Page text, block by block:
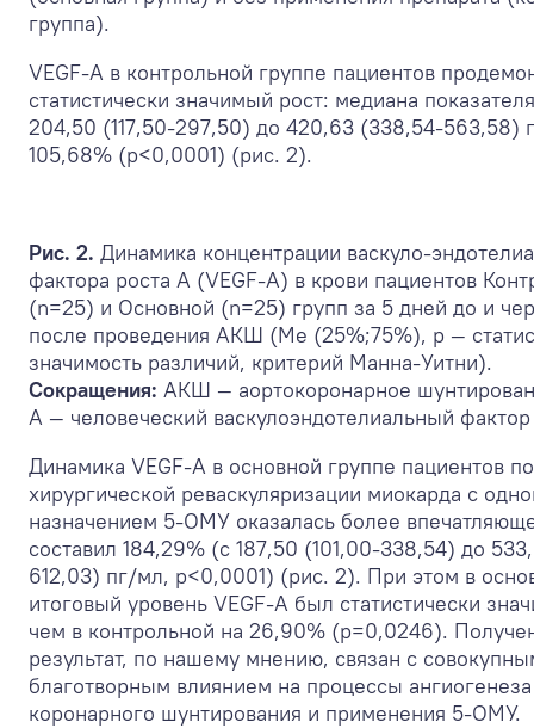
группа).
VEGF-A в контрольной группе пациентов
статистически значимый рост: медиана
204,50 (117,50-297,50) до 420,63 (338,54-563,58)
105,68% (р<0,0001) (рис. 2).
Рис. 2. Динамика концентрации васкуло-
фактора роста А (VEGF-A) в крови пациентов
(n=25) и Основной (n=25) групп за 5 дней до и
после проведения АКШ (Me (25%;75%), p —
значимость различий, критерий Манна-Уитни).
Сокращения: АКШ — аортокоронарное
A — человеческий васкулоэндотелиальный
Динамика VEGF-A в основной группе пациентов
хирургической реваскуляризации миокарда с
назначением 5-ОМУ оказалась более
составил 184,29% (с 187,50 (101,00-338,54) до
612,03) пг/мл, p<0,0001) (рис. 2). При этом в
итоговый уровень VEGF-A был статистически
чем в контрольной на 26,90% (р=0,0246).
результат, по нашему мнению, связан с
благотворным влиянием на процессы
коронарного шунтирования и применения 5-ОМУ.